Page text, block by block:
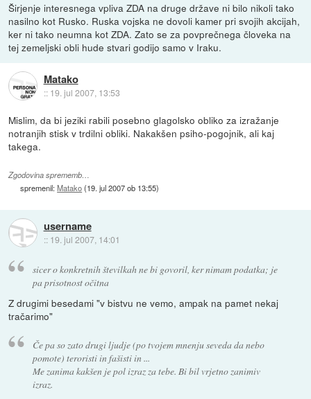
Širjenje interesnega vpliva ZDA na druge države ni bilo nikoli tako
nasilno kot Rusko. Ruska vojska ne dovoli kamer pri svojih akcijah,
ker ni tako neumna kot ZDA. Zato se za povprečnega človeka na
tej zemeljski obli hude stvari godijo samo v Iraku.
Matako
:: 19. jul 2007, 13:53
Mislim, da bi jeziki rabili posebno glagolsko obliko za izražanje
notranjih stisk v trdilni obliki. Nakakšen psiho-pogojnik, ali kaj
takega.
Zgodovina sprememb…
spremenil:Matako(19. jul 2007 ob 13:55)
username
:: 19. jul 2007, 14:01
sicer o konkretnih številkah ne bi govoril, ker nimam podatka; je
pa prisotnost očitna
Z drugimi besedami "v bistvu ne vemo, ampak na pamet nekaj
tračarimo"
Če pa so zato drugi ljudje (po tvojem mnenju seveda da nebo
pomote) teroristi in fašisti in ...
Me zanima kakšen je pol izraz za tebe. Bi bil vrjetno zanimiv
izraz.